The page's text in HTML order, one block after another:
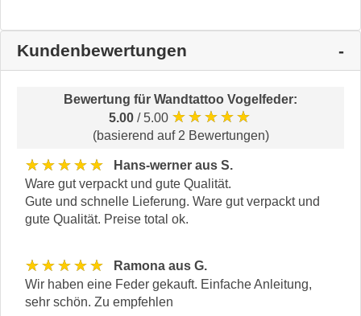
Kundenbewertungen
Bewertung für Wandtattoo Vogelfeder:
5.00 / 5.00 ★★★★★
(basierend auf 2 Bewertungen)
★★★★★
Hans-werner aus S.
Ware gut verpackt und gute Qualität.
Gute und schnelle Lieferung. Ware gut verpackt und
gute Qualität. Preise total ok.
★★★★★
Ramona aus G.
Wir haben eine Feder gekauft. Einfache Anleitung,
sehr schön. Zu empfehlen